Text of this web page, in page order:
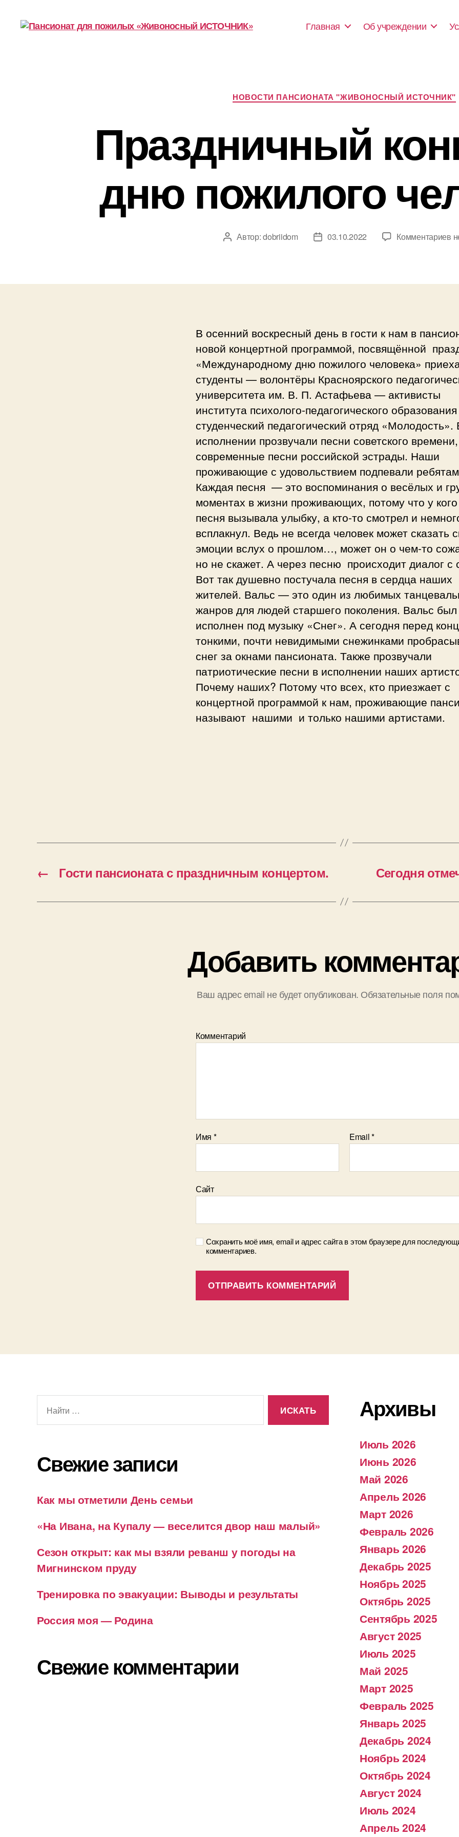
Главная Об учреждении
Рубрики
НОВОСТИ ПАНСИОНАТА "ЖИВОНОСНЫЙ ИСТОЧНИК"
Праздничный
дню пожилого
Автор
Автор:dobriidom
Дата03.10.2022 Комментариевк
ко
В осенний воскресный день в гости к нам в
новой концертной программой, посвящённой
«Международному дню пожилого человека»
студенты — волонтёры Красноярского
университета им. В. П. Астафьева — активисты
института психолого-педагогического
студенческий педагогический отряд «Молодость».
исполнении прозвучали песни советского времени,
современные песни российской эстрады. Наши
проживающие с удовольствием подпевали
Каждая песня — это воспоминания о весёлых и
моментах в жизни проживающих, потому что у
песня вызывала улыбку, а кто-то смотрел и
всплакнул. Ведь не всегда человек может сказать
эмоции вслух о прошлом…, может он о чем-то
но не скажет. А через песню происходит диалог с
Вот так душевно постучала песня в сердца наших
жителей. Вальс — это один из любимых
жанров для людей старшего поколения. Вальс был
исполнен под музыку «Снег». А сегодня перед
тонкими, почти невидимыми снежинками
снег за окнами пансионата. Также прозвучали
патриотические песни в исполнении наших
Почему наших? Потому что всех, кто приезжает с
концертной программой к нам, проживающие
называют нашими и только нашими артистами.
← Гости пансионата с праздничным концертом. Сегодня
Добавить
Ваш адрес email не будет опубликован. Обязательные поля
Комментарий
Имя * Email*
Сайт
Сохранить моё имя, email и адрес сайта в этом браузере для
комментариев.
Свежие записи
Как мы отметили День семьи
«На Ивана, на Купалу — веселится двор наш малый»
Сезон открыт: как мы взяли реванш у погоды на
Мигнинском пруду
Тренировка по эвакуации: Выводы и результаты
Россия моя — Родина
Свежие комментарии
Архивы
Июль 2026
Июнь 2026
Май 2026
Апрель 2026
Март 2026
Февраль 2026
Январь 2026
Декабрь 2025
Ноябрь 2025
Октябрь 2025
Сентябрь 2025
Август 2025
Июль 2025
Май 2025
Март 2025
Февраль 2025
Январь 2025
Декабрь 2024
Ноябрь 2024
Октябрь 2024
Август 2024
Июль 2024
Апрель 2024